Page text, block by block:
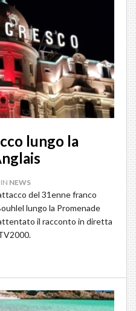
lungo la
IN NEWS
del 31enne franco
lungo la Promenade
il racconto in diretta